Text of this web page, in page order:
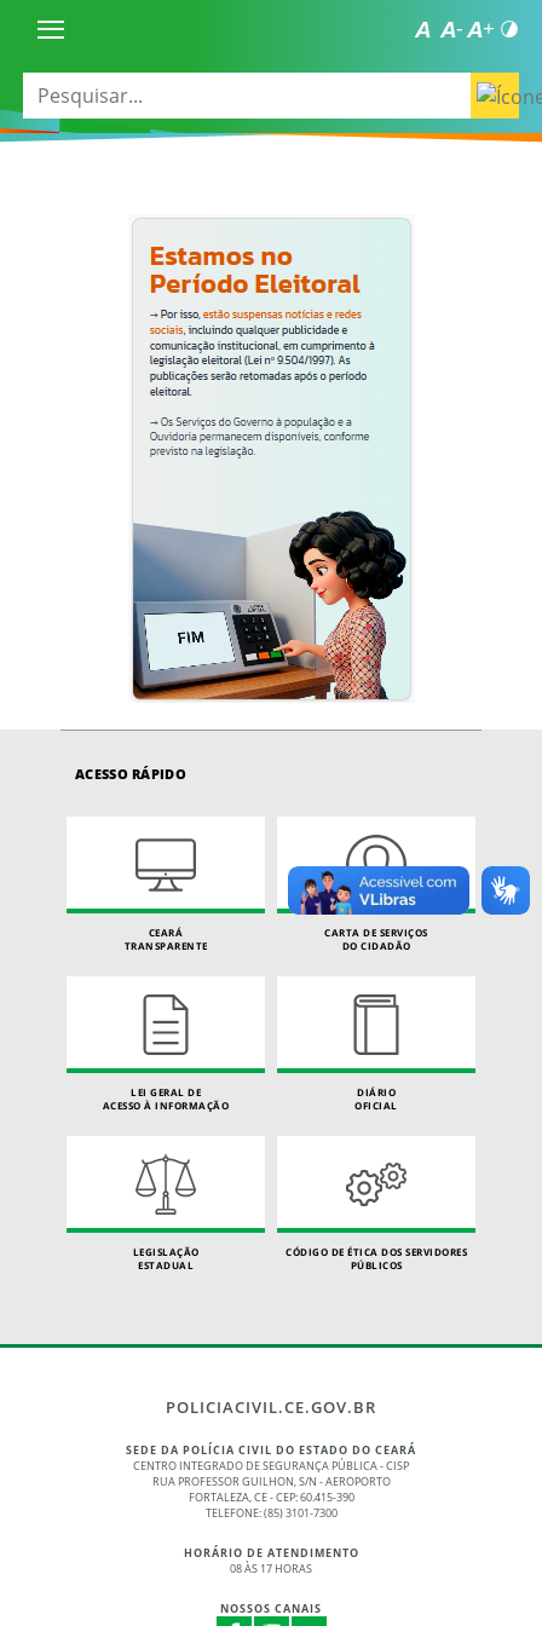
ACESSO RÁPIDO
CEARÁ
TRANSPARENTE
CARTA DE SERVIÇOS
DO CIDADÃO
LEI GERAL DE
ACESSO À INFORMAÇÃO
DIÁRIO
OFICIAL
LEGISLAÇÃO
ESTADUAL
CÓDIGO DE ÉTICA DOS SERVIDORES
PÚBLICOS
POLICIACIVIL.CE.GOV.BR
SEDE DA POLÍCIA CIVIL DO ESTADO DO CEARÁ
CENTRO INTEGRADO DE SEGURANÇA PÚBLICA - CISP
RUA PROFESSOR GUILHON, S/N - AEROPORTO
FORTALEZA, CE - CEP: 60.415-390
TELEFONE: (85) 3101-7300
HORÁRIO DE ATENDIMENTO
08 ÀS 17 HORAS
NOSSOS CANAIS